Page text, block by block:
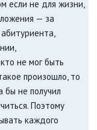
если не для жизни,
— за
не мог быть
произошло, то
бы не получил
Поэтому
каждого